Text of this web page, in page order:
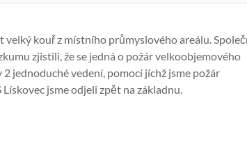
velký kouř z místního průmyslového areálu.
zjistili, že se jedná o požár velkoobjemového
jednoduché vedení, pomocí jíchž jsme požár
jsme odjeli zpět na základnu.